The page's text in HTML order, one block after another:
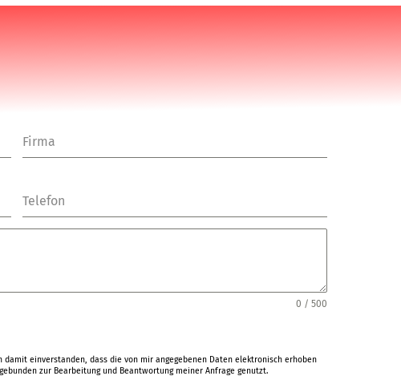
Firma
Telefon
0 / 500
einverstanden, dass die von mir angegebenen Daten elektronisch erhoben
zur Bearbeitung und Beantwortung meiner Anfrage genutzt.